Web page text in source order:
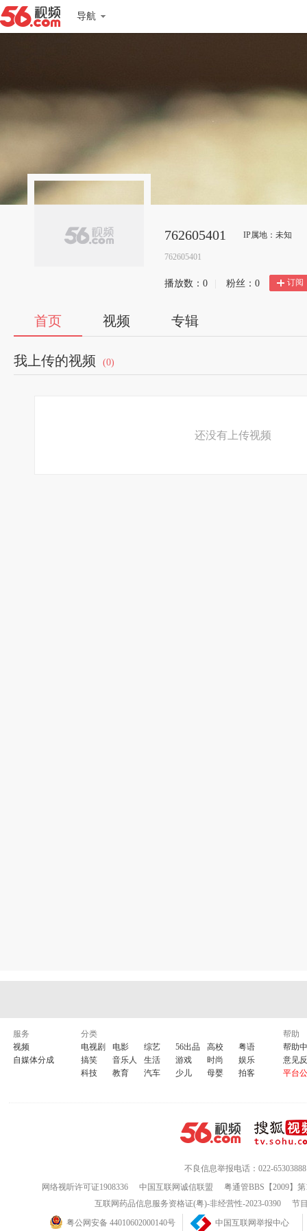
导航
762605401 IP属地：未知
762605401
播放数： 0 粉丝： 0 订阅
首页 视频 专辑
我上传的视频 (0)
还没有上传视频
服务
视频
自媒体分成
分类
电视剧
电影 综艺 56出品 高校
粤语
搞笑
音乐人 生活 游戏 时尚
娱乐
科技
教育 汽车 少儿 母婴 拍客
帮助
帮助
意见
平台
不良信息举报电话：022-65303888
网络视听许可证1908336
中国互联网诚信联盟
粤通管BBS【2009】
互联网药品信息服务资格证(粤)-非经营性-2023-0390
节
粤公网安备 44010602000140号
中国互联网举报中心